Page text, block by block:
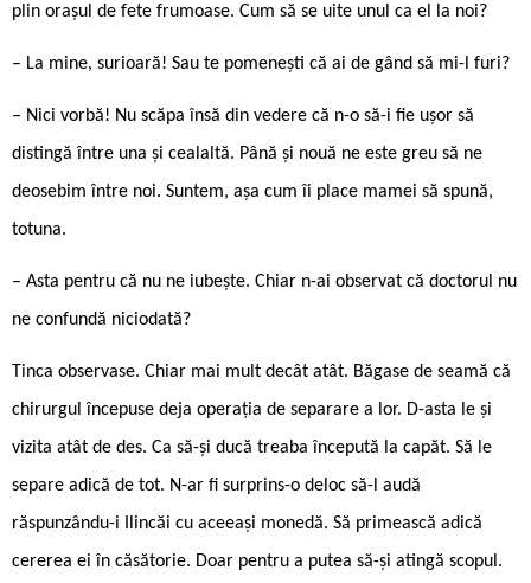
plin orașul de fete frumoase. Cum să se uite unul ca el la noi?
– La mine, surioară! Sau te pomenești că ai de gând să mi-l furi?
– Nici vorbă! Nu scăpa însă din vedere că n-o să-i fie ușor să
distingă între una și cealaltă. Până și nouă ne este greu să ne
deosebim între noi. Suntem, așa cum îi place mamei să spună,
totuna.
– Asta pentru că nu ne iubește. Chiar n-ai observat că doctorul nu
ne confundă niciodată?
Tinca observase. Chiar mai mult decât atât. Băgase de seamă că
chirurgul începuse deja operația de separare a lor. D-asta le și
vizita atât de des. Ca să-și ducă treaba începută la capăt. Să le
separe adică de tot. N-ar fi surprins-o deloc să-l audă
răspunzându-i Ilincăi cu aceeași monedă. Să primească adică
cererea ei în căsătorie. Doar pentru a putea să-și atingă scopul.